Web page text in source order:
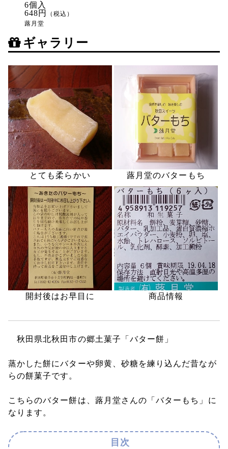
6個入
648円
（税込）
蕗月堂
ギャラリー
とても柔らかい 蕗月堂のバターもち
開封後はお早目に 商品情報
秋田県北秋田市の郷土菓子「バター餅」
蒸かした餅にバターや卵黄、砂糖を練り込んだ昔なが
らの餅菓子です。
こちらのバター餅は、蕗月堂さんの「バターもち」に
なります。